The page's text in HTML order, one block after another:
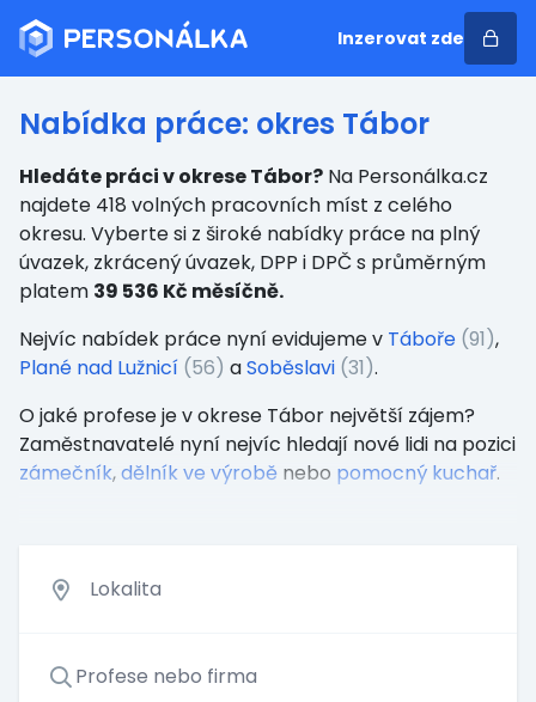
Inzerovat zde
Nabídka práce: okres Tábor
Hledáte práci v okrese Tábor? Na Personálka.cz
najdete 418 volných pracovních míst z celého
okresu. Vyberte si z široké nabídky práce na plný
úvazek, zkrácený úvazek, DPP i DPČ s průměrným
platem 39 536 Kč měsíčně.
Nejvíc nabídek práce nyní evidujeme v Táboře (91),
Plané nad Lužnicí (56) aSoběslavi (31).
O jaké profese je v okrese Tábor největší zájem?
Zaměstnavatelé nyní nejvíc hledají nové lidi na pozici
zámečník,dělník ve výrobě nebo pomocný kuchař.